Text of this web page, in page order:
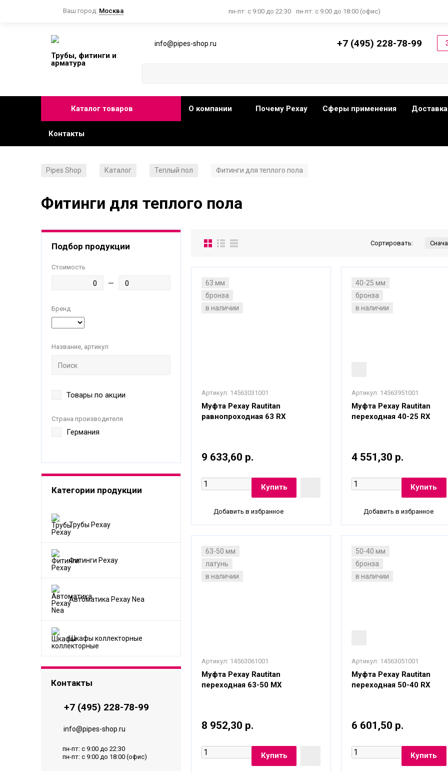
Ваш город: Москва пн-пт: с 9:00 до 22:30 пн-пт: с 9:00 до 18:00 (офис)
Трубы, фитинги и
арматура
info@pipes-shop.ru +7 (495) 228-78-99
Каталог товаров О компании Почему Рехау Сферы применения Доставка
Контакты
Pipes Shop Каталог Теплый пол Фитинги для теплого пола
Фитинги для теплого пола
Подбор продукции
Стоимость
Бренд
Название, артикул
Товары по акции
Страна производителя
Германия
Категории продукции
Трубы Рехау
Фитинги Рехау
Автоматика Рехау Nea
Шкафы коллекторные
Контакты
+7 (495) 228-78-99
info@pipes-shop.ru
пн-пт: с 9:00 до 22:30
пн-пт: с 9:00 до 18:00 (офис)
Сортировать:
63 мм
бронза
в наличии
Артикул: 14563031001
Муфта Рехау Rautitan
равнопроходная 63 RХ
9 633,60 р.
Добавить в избранное
40-25 мм
бронза
в наличии
Артикул: 14563951001
Муфта Рехау Rautitan
переходная 40-25 RX
4 551,30 р.
Добавить в избранное
63-50 мм
латунь
в наличии
Артикул: 14563061001
Муфта Рехау Rautitan
переходная 63-50 MX
8 952,30 р.
50-40 мм
бронза
в наличии
Артикул: 14563051001
Муфта Рехау Rautitan
переходная 50-40 RX
6 601,50 р.